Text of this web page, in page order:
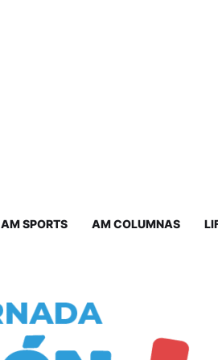
AM SPORTS AM COLUMNAS